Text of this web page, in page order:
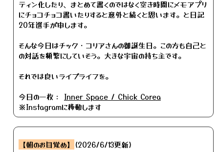
ティン化したり、まとめて書くのではなく空き時間にメモアプリ
にチョコチョコ書いたりすると意外と続くと思います。と日記
20年選手が申します。
そんな今日はチック・コリアさんの御誕生日。この方も自己と
の対話を頻繁にしていそう。大きな宇宙の持ち主です。
それでは良いライブライフを。
今日の一枚： Inner Space / Chick Corea
※Instagramに移動します
【朝のお目覚め】
(2026/6/13更新)